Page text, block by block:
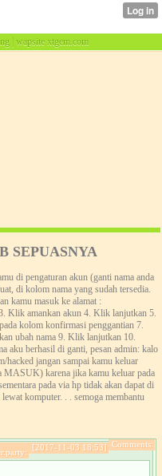
| wapsite xtgem.com
SEPUASNYA
di pengaturan akun (ganti nama anda
di kolom nama yang sudah tersedia.
kamu masuk ke alamat :
Klik amankan akun 4. Klik lanjutkan 5.
kolom konfirmasi penggantian 7.
ubah nama 9. Klik lanjutkan 10.
aku berhasil di ganti, pesan admin: kalo
jangan sampai kamu keluar
MASUK) karena jika kamu keluar pada
pada via hp tidak akan dapat di
komputer. . . semoga membantu
Comments:
[2017-11-03 18:53]